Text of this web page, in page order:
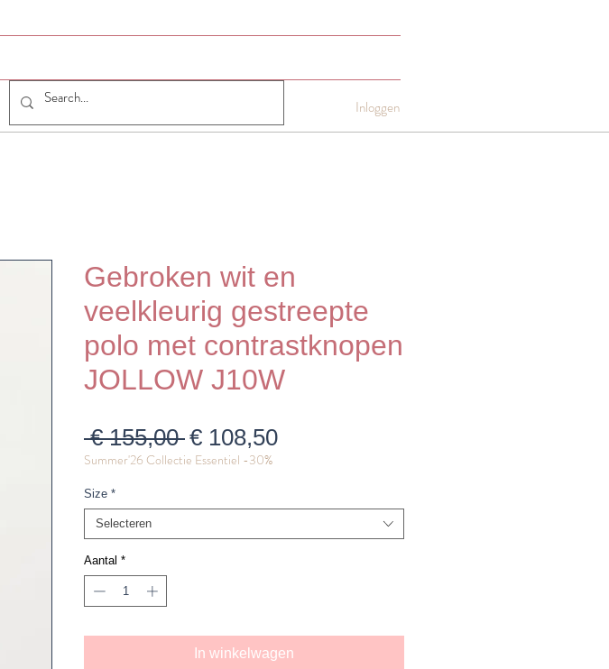
Inloggen
Gebroken wit en
veelkleurig gestreepte
polo met contrastknopen
JOLLOW J10W
€ 155,00 Normale
prijs
€ 108,50Verkoopprijs
Summer'26 Collectie Essentiel -30%
Size *
Selecteren
Aantal *
In winkelwagen